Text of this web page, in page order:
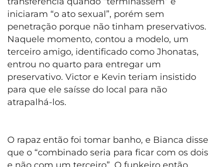
iniciaram “o ato sexual”, porém sem
penetração porque não tinham preservativos.
Naquele momento, contou a modelo, um
terceiro amigo, identificado como Jhonatas,
entrou no quarto para entregar um
preservativo. Victor e Kevin teriam insistido
para que ele saísse do local para não
atrapalhá-los.
O rapaz então foi tomar banho, e Bianca disse
que o “combinado seria para ficar com os dois